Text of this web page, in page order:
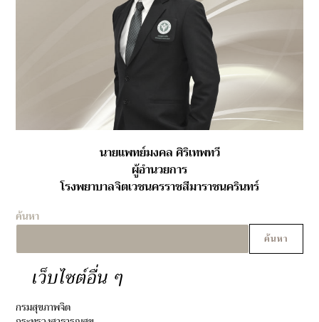
นายแพทย์มงคล ศิริเทพทวี
ผู้อำนวยการ
โรงพยาบาลจิตเวชนครราชสีมาราชนครินทร์
ค้นหา
ค้นหา
เว็บไซต์อื่น ๆ
กรมสุขภาพจิต